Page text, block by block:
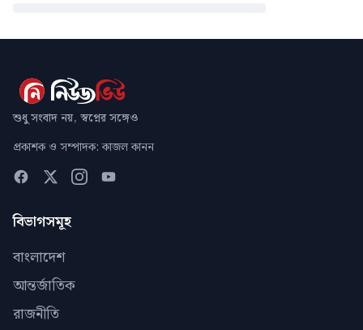
শুধু সংবাদ নয়, স্বপ্নের সঙ্গেও
প্রকাশক ও সম্পাদক: কাজল কানন
বিভাগসমূহ
বাংলাদেশ
আন্তর্জাতিক
রাজনীতি